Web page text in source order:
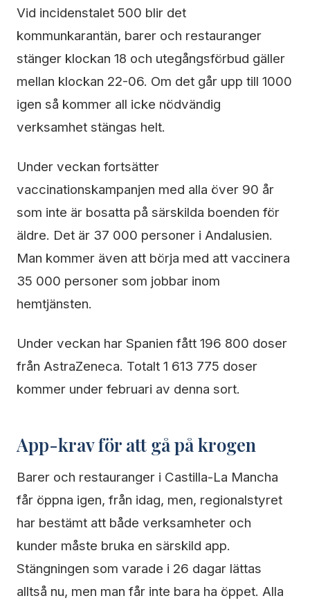
Vid incidenstalet 500 blir det
kommunkarantän, barer och restauranger
stänger klockan 18 och utegångsförbud gäller
mellan klockan 22-06. Om det går upp till 1000
igen så kommer all icke nödvändig
verksamhet stängas helt.
Under veckan fortsätter
vaccinationskampanjen med alla över 90 år
som inte är bosatta på särskilda boenden för
äldre. Det är 37 000 personer i Andalusien.
Man kommer även att börja med att vaccinera
35 000 personer som jobbar inom
hemtjänsten.
Under veckan har Spanien fått 196 800 doser
från AstraZeneca. Totalt 1 613 775 doser
kommer under februari av denna sort.
App-krav för att gå på krogen
Barer och restauranger i Castilla-La Mancha
får öppna igen, från idag, men, regionalstyret
har bestämt att både verksamheter och
kunder måste bruka en särskild app.
Stängningen som varade i 26 dagar lättas
alltså nu, men man får inte bara ha öppet. Alla